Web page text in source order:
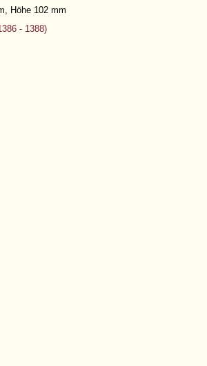
Höhe 102 mm
- 1388)